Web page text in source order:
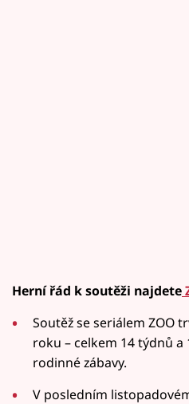
Herní řád k soutěži najdete
Soutěž se seriálem ZOO
roku – celkem 14 týdnů
rodinné zábavy.
V posledním